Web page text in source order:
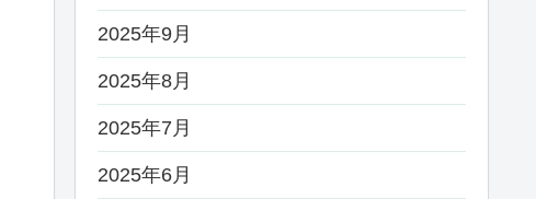
2025年9月
2025年8月
2025年7月
2025年6月